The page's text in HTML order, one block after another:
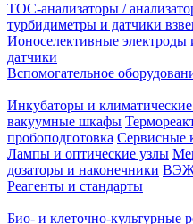
TOC-анализаторы /
турбидиметры и датчики
Ионоселективные электроды
датчики
Вспомогательное
Инкубаторы и
вакуумные шкафы
пробоподготовка Сервисные
Лампы и оптические узлы
дозаторы и наконечники
Реагенты и стандарты
Био- и клеточно-культурные